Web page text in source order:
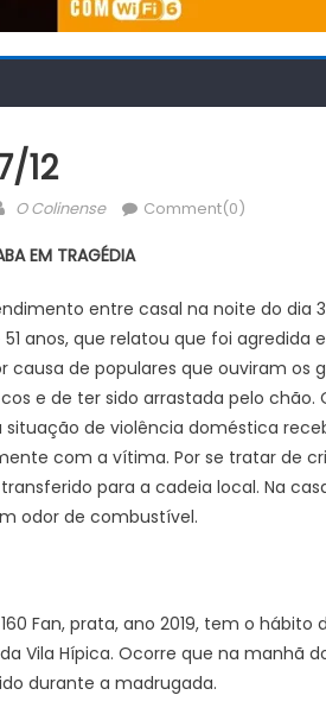
12
Author
O Colinense Comment(0)
EM TRAGÉDIA
entre casal na noite do dia
anos, que relatou que foi agredida
de populares que ouviram os
e de ter sido arrastada pelo chão.
de violência doméstica
com a vítima. Por se tratar de
para a cadeia local. Na
odor de combustível.
Fan, prata, ano 2019, tem o
Vila Hípica. Ocorre que na manhã
durante a madrugada.